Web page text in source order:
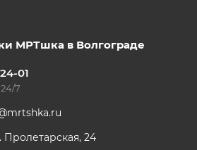
МРТшка в Волгограде
01
7
Пролетарская, 24